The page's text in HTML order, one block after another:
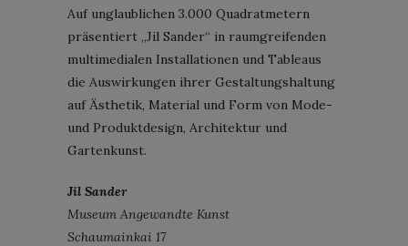
Auf unglaublichen 3.000 Quadratmetern
präsentiert „Jil Sander“ in raumgreifenden
multimedialen Installationen und Tableaus
die Auswirkungen ihrer Gestaltungshaltung
auf Ästhetik, Material und Form von Mode-
und Produktdesign, Architektur und
Gartenkunst.
Jil Sander
Museum Angewandte Kunst
Schaumainkai 17